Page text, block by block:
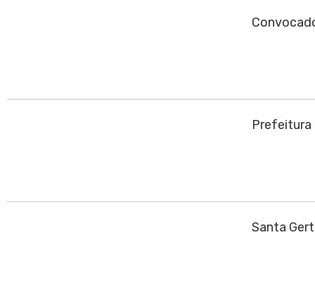
Prefeitura
Santa